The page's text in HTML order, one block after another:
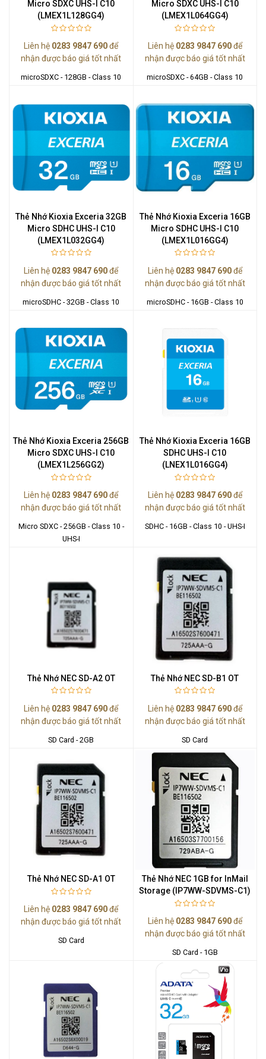
Micro SDXC UHS-I C10
(LMEX1L128GG4)
Liên hệ 0283 9847 690để
nhận được báo giá tốt nhất
microSDXC - 128GB - Class 10
Micro SDXC UHS-I C10
(LMEX1L064GG4)
Liên hệ 0283 9847 690để
nhận được báo giá tốt nhất
microSDXC - 64GB - Class 10
Thẻ Nhớ Kioxia Exceria 32GB
Micro SDHC UHS-I C10
(LMEX1L032GG4)
Liên hệ 0283 9847 690để
nhận được báo giá tốt nhất
microSDHC - 32GB - Class 10
Thẻ Nhớ Kioxia Exceria 16GB
Micro SDHC UHS-I C10
(LMEX1L016GG4)
Liên hệ 0283 9847 690để
nhận được báo giá tốt nhất
microSDHC - 16GB - Class 10
Thẻ Nhớ Kioxia Exceria 256GB
Micro SDXC UHS-I C10
(LMEX1L256GG2)
Liên hệ 0283 9847 690để
nhận được báo giá tốt nhất
Micro SDXC - 256GB - Class 10 -
UHS-I
Thẻ Nhớ Kioxia Exceria 16GB
SDHC UHS-I C10
(LNEX1L016GG4)
Liên hệ 0283 9847 690để
nhận được báo giá tốt nhất
SDHC - 16GB - Class 10 - UHS-I
Thẻ Nhớ NEC SD-A2 OT
Liên hệ 0283 9847 690để
nhận được báo giá tốt nhất
SD Card - 2GB
Thẻ Nhớ NEC SD-B1 OT
Liên hệ 0283 9847 690để
nhận được báo giá tốt nhất
SD Card
Thẻ Nhớ NEC SD-A1 OT
Liên hệ 0283 9847 690để
nhận được báo giá tốt nhất
SD Card
Thẻ Nhớ NEC 1GB for InMail
Storage (IP7WW-SDVMS-C1)
Liên hệ 0283 9847 690để
nhận được báo giá tốt nhất
SD Card - 1GB